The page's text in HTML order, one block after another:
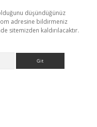
düşündüğünüz
adresine bildirmeniz
sitemizden kaldırılacaktır.